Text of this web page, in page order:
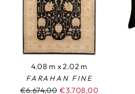
4.08 m x 2.02 m
FARAHAN FINE
Normaler
€6.674,00 Sonderpreis
€3.708,00